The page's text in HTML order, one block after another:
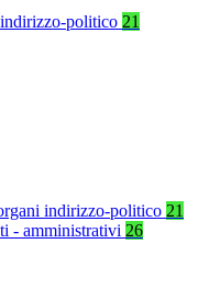
politico 21
indirizzo-politico 21
- amministrativi 26